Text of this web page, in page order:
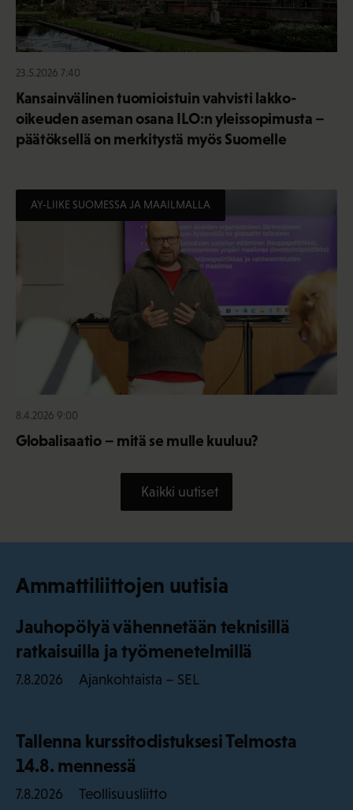
23.5.2026 7:40
Kansainvälinen tuomioistuin vahvisti lakko-
oikeuden aseman osana ILO:n yleissopimusta –
päätöksellä on merkitystä myös Suomelle
AY-LIIKE SUOMESSA JA MAAILMALLA
8.4.2026 9:00
Globalisaatio – mitä se mulle kuuluu?
Kaikki uutiset
Ammattiliittojen uutisia
Jauhopölyä vähennetään teknisillä
ratkaisuilla ja työmenetelmillä
7.8.2026 Ajankohtaista – SEL
Tallenna kurssitodistuksesi Telmosta
14.8. mennessä
7.8.2026 Teollisuusliitto